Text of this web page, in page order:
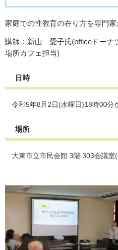
家庭での性教育の在り方を専門家
講師：新山 愛子氏(officeドーナ
場所カフェ担当)
日時
令和5年8月2日(水曜日)18時00分
場所
大東市立市民会館 3階 303会議室